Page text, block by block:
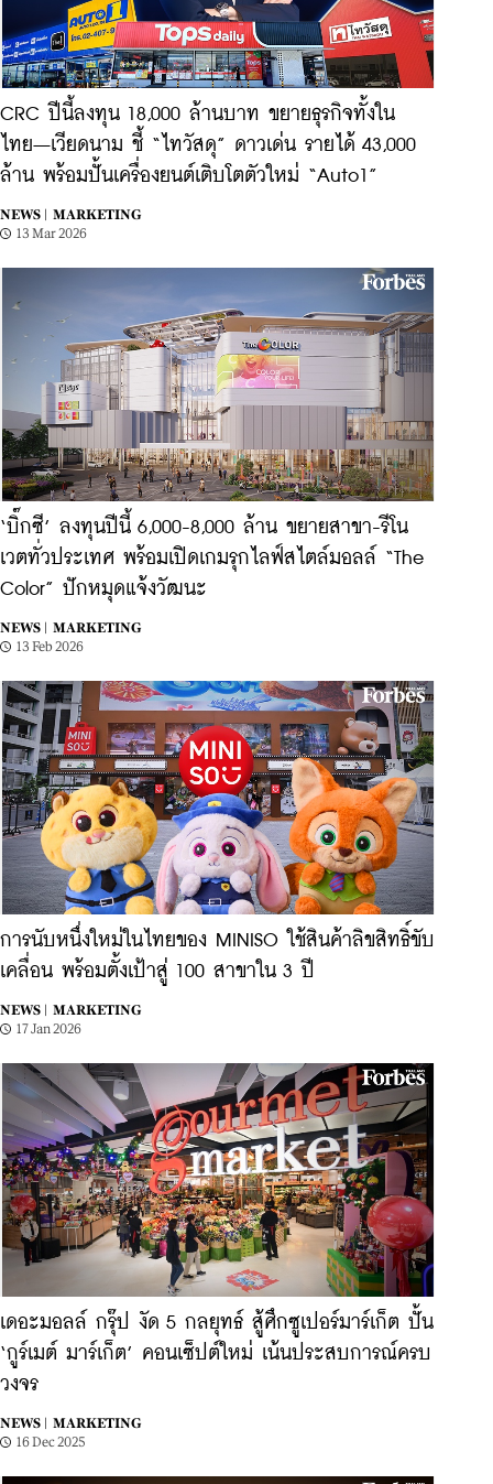
CRC ปีนี้ลงทุน 18,000 ล้านบาท ขยายธุรกิจทั้งใน
ไทย–เวียดนาม ชี้ “ไทวัสดุ” ดาวเด่น รายได้ 43,000
ล้าน พร้อมปั้นเครื่องยนต์เติบโตตัวใหม่ “Auto1”
NEWS |
MARKETING
13 Mar 2026
‘บิ๊กซี’ ลงทุนปีนี้ 6,000-8,000 ล้าน ขยายสาขา-รีโน
เวตทั่วประเทศ พร้อมเปิดเกมรุกไลฟ์สไตล์มอลล์ “The
Color” ปักหมุดแจ้งวัฒนะ
NEWS |
MARKETING
13 Feb 2026
การนับหนึ่งใหม่ในไทยของ MINISO ใช้สินค้าลิขสิทธิ์ขับ
เคลื่อน พร้อมตั้งเป้าสู่ 100 สาขาใน 3 ปี
NEWS |
MARKETING
17 Jan 2026
เดอะมอลล์ กรุ๊ป งัด 5 กลยุทธ์ สู้ศึกซูเปอร์มาร์เก็ต ปั้น
‘กูร์เมต์ มาร์เก็ต’ คอนเซ็ปต์ใหม่ เน้นประสบการณ์ครบ
วงจร
NEWS |
MARKETING
16 Dec 2025